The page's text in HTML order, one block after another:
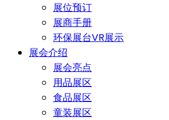
展位预订
展商手册
环保展台VR展示
展会介绍
展会亮点
用品展区
食品展区
童装展区